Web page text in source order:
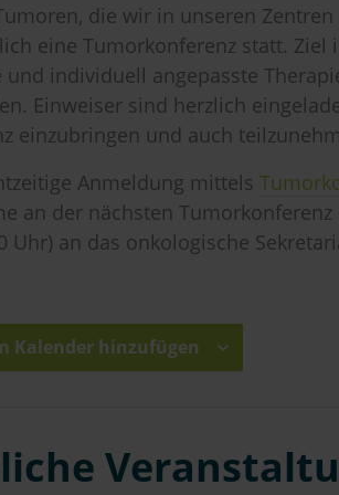
die wir in unseren
eine Tumorkonferenz statt. Ziel
individuell angepasste
Einweiser sind herzlich
einzubringen und auch
Anmeldung mittels
an der nächsten
Uhr) an das onkologische
Kalender hinzufügen